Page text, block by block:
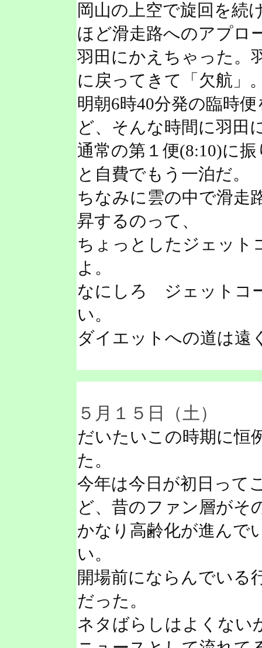
岡山の上空で旋回を続
ほど滑走路へのアプロ
羽田にかえちゃった。
に戻ってきて「欠航」
明朝6時40分発の臨時
ど、そんな時間に羽田
通常の第１便(8:10)に
と自費でもう一泊だ。
ちなみに雲の中で滑
昇するのって、
ちょっとしたジェット
よ。
なにしろ ジェットコ
い。
ダイエットへの道は遠
５月１５日（土）
だいたいこの時期に恒
た。
今年は今日が初日っ
ど、昔のファン層がそ
かなり高齢化が進んで
い。
開場前にならんでいる
だった。
ネタばらしはよくない